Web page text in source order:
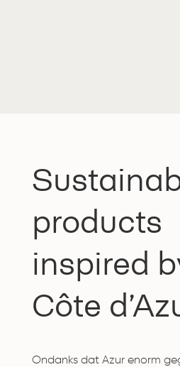
products
inspired
Côte
Ondanks dat Azur enorm